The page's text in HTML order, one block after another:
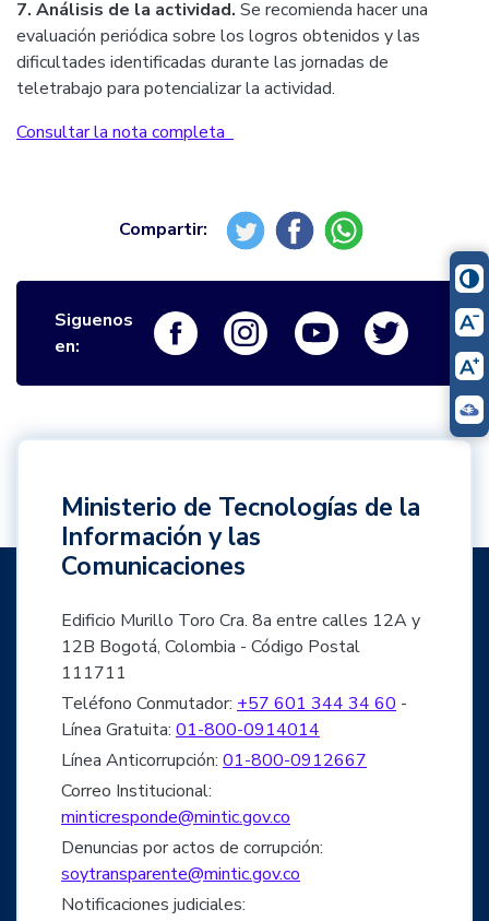
7. Análisis de la actividad. Se recomienda hacer una
evaluación periódica sobre los logros obtenidos y las
dificultades identificadas durante las jornadas de
teletrabajo para potencializar la actividad.
Consultar la nota completa
Siguenos
en:
Logo FacebookLogo InstagramLogo YoutubeLogo
Ministerio de Tecnologías de la
Información y las
Comunicaciones
Edificio Murillo Toro Cra. 8a entre calles 12A y
12B Bogotá, Colombia - Código Postal
111711
Teléfono Conmutador: +57 601 344 34 60 -
Línea Gratuita: 01-800-0914014
Línea Anticorrupción: 01-800-0912667
Correo Institucional:
minticresponde@mintic.gov.co
Denuncias por actos de corrupción:
soytransparente@mintic.gov.co
Notificaciones judiciales: